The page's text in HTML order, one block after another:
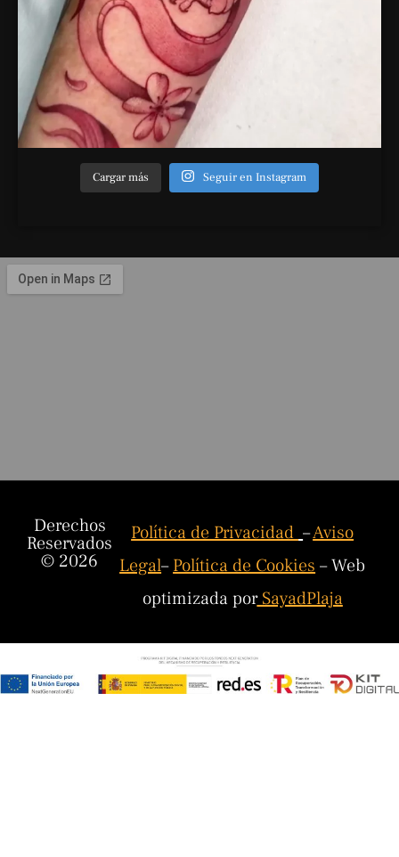
Cargar más Seguir en Instagram
Derechos
Reservados
© 2026
Política de Privacidad–Aviso
Legal–Política de Cookies– Web
optimizada porSayadPlaja